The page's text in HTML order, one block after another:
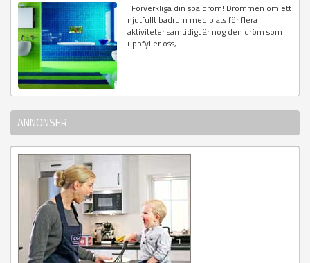
Förverkliga din spa dröm! Drömmen om ett
njutfullt badrum med plats för flera
aktiviteter samtidigt är nog den dröm som
uppfyller oss,...
ANNONSER